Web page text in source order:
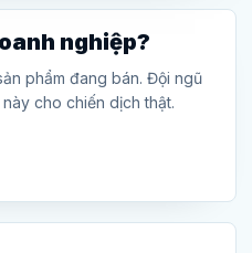
nghiệp?
phẩm đang bán. Đội ngũ
cho chiến dịch thật.